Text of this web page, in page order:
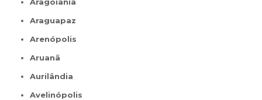
Araguapaz
Arenópolis
Aruanã
Aurilândia
Avelinópolis